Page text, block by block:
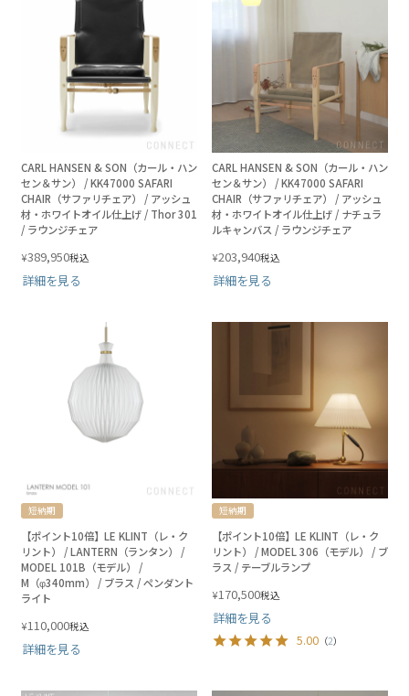
CARL HANSEN & SON（カール・ハン
セン＆サン） / KK47000 SAFARI
CHAIR（サファリチェア） / アッシュ
材・ホワイトオイル仕上げ / Thor 301
/ ラウンジチェア
¥389,950税込
詳細を見る
CARL HANSEN & SON（カール・ハン
セン＆サン） / KK47000 SAFARI
CHAIR（サファリチェア） / アッシュ
材・ホワイトオイル仕上げ / ナチュラ
ルキャンバス / ラウンジチェア
¥203,940税込
詳細を見る
短納期
【ポイント10倍】LE KLINT（レ・ク
リント） / LANTERN（ランタン） /
MODEL 101B（モデル） /
M（φ340mm） / ブラス / ペンダント
ライト
¥110,000税込
詳細を見る
短納期
【ポイント10倍】LE KLINT（レ・ク
リント） / MODEL 306（モデル） / ブ
ラス / テーブルランプ
¥170,500税込
詳細を見る
5.00 （2）